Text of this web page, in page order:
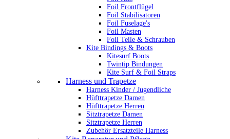
Foil Frontflügel
Foil Stabilisatoren
Foil Fuselage's
Foil Masten
Foil Teile & Schrauben
Kite Bindings & Boots
Kitesurf Boots
Twintip Bindungen
Kite Surf & Foil Straps
Harness und Trapetze
Harness Kinder / Jugendliche
Hüfttrapetze Damen
Hüfttrapetze Herren
Sitztrapetze Damen
Sitztrapetze Herren
Zubehör Ersatzteile Harness